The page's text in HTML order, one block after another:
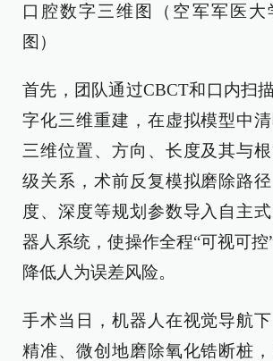
口腔数字三维图（空军军医大
图）
首先，团队通过CBCT和口内扫
字化三维重建，在虚拟模型中
三维位置、方向、长度及其与
级关系，术前反复模拟磨除路
度、深度等规划参数导入自主
器人系统，使操作全程“可视可
降低人为误差风险。
手术当日，机器人在视觉导航
精准、微创地磨除氧化锆断桩